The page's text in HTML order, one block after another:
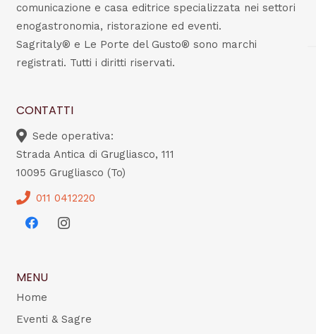
comunicazione e casa editrice specializzata nei settori
enogastronomia, ristorazione ed eventi.
Sagritaly® e Le Porte del Gusto® sono marchi
registrati. Tutti i diritti riservati.
CONTATTI
Sede operativa:
Strada Antica di Grugliasco, 111
10095 Grugliasco (To)
011 0412220
MENU
Home
Eventi & Sagre